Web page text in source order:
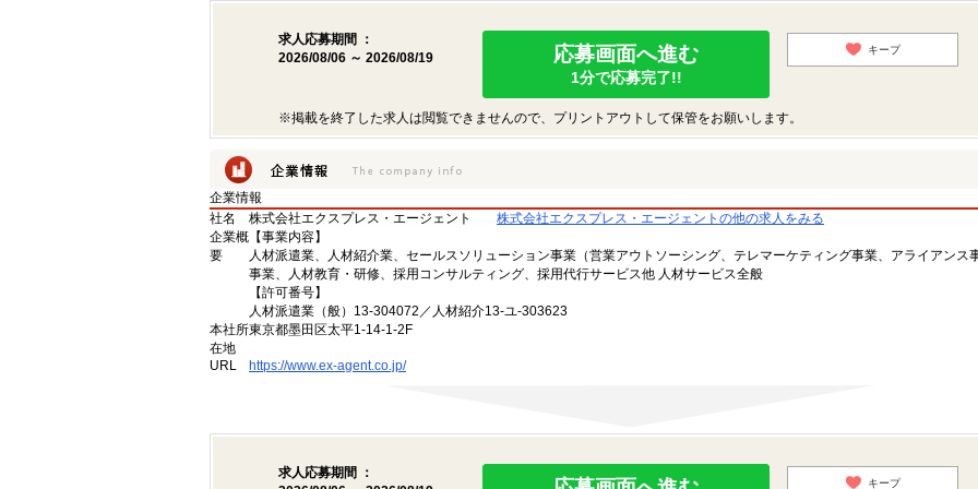
求人応募期間 ：
2026/08/06 ～ 2026/08/19
応募画面へ進む
1分で応募完了!!
キープ
※掲載を終了した求人は閲覧できませんので、プリントアウトして保管をお願いします。
企業情報
社名
株式会社エクスプレス・エージェント
株式会社エクスプレス・エージェントの他の求人をみる
企業概
要
【事業内容】
人材派遣業、人材紹介業、セールスソリューション事業（営業アウトソーシング、テレマーケティング事業、アライアンス
事業、人材教育・研修、採用コンサルティング、採用代行サービス他 人材サービス全般
【許可番号】
人材派遣業（般）13-304072／人材紹介13-ユ-303623
本社所
在地
東京都墨田区太平1-14-1-2F
URL https://www.ex-agent.co.jp/
求人応募期間 ：
キープ